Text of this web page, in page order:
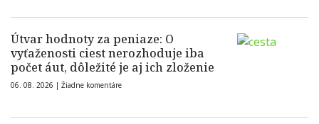
Útvar hodnoty za peniaze: O
vyťaženosti ciest nerozhoduje iba
počet áut, dôležité je aj ich zloženie
06. 08. 2026 | Žiadne komentáre